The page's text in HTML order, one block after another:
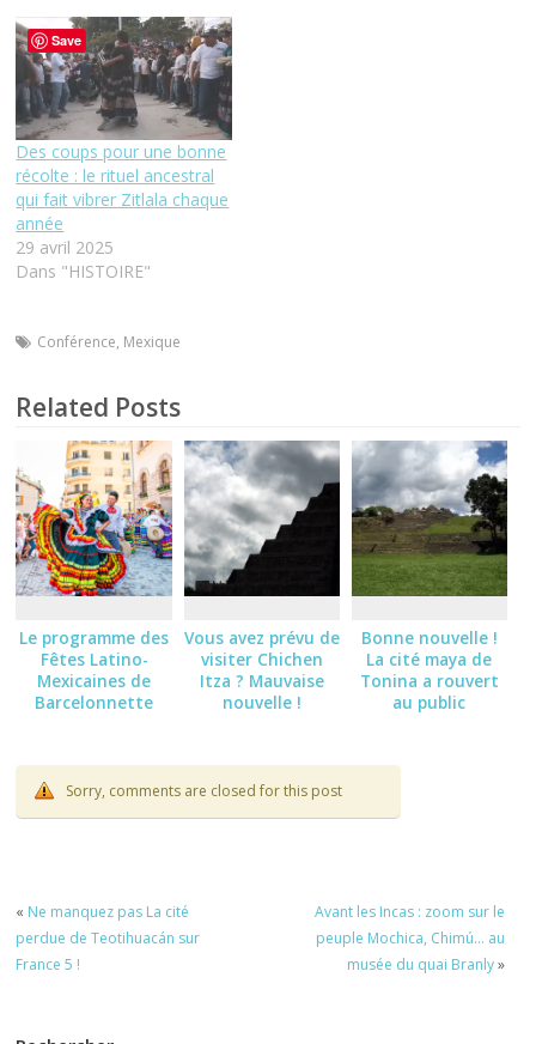
Des coups pour une bonne
récolte : le rituel ancestral
qui fait vibrer Zitlala chaque
année
29 avril 2025
Dans "HISTOIRE"
Conférence, Mexique
Related Posts
Le programme des
Fêtes Latino-
Mexicaines de
Barcelonnette
Vous avez prévu de
visiter Chichen
Itza ? Mauvaise
nouvelle !
Bonne nouvelle !
La cité maya de
Tonina a rouvert
au public
Sorry, comments are closed for this post
« Ne manquez pas La cité
perdue de Teotihuacán sur
France 5 !
Avant les Incas : zoom sur le
peuple Mochica, Chimú… au
musée du quai Branly»
Save